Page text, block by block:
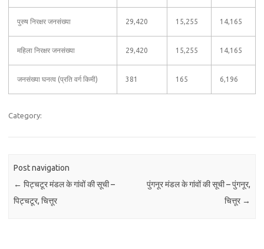
पुरुष निरक्षर जनसंख्या 29,420 15,255 14,165
महिला निरक्षर जनसंख्या 29,420 15,255 14,165
जनसंख्या घनत्व (प्रति वर्ग किमी) 381 165 6,196
Category:
Post navigation
← पिट्चटूर मंडल के गांवों की सूची –
पिट्चटूर, चित्तूर
पुंगनूर मंडल के गांवों की सूची – पुंगनूर,
चित्तूर →